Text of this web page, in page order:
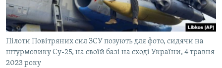
Пілоти Повітряних сил ЗСУ позують для фото, сидячи на
штурмовику Су-25, на своїй базі на сході України, 4 травня
2023 року